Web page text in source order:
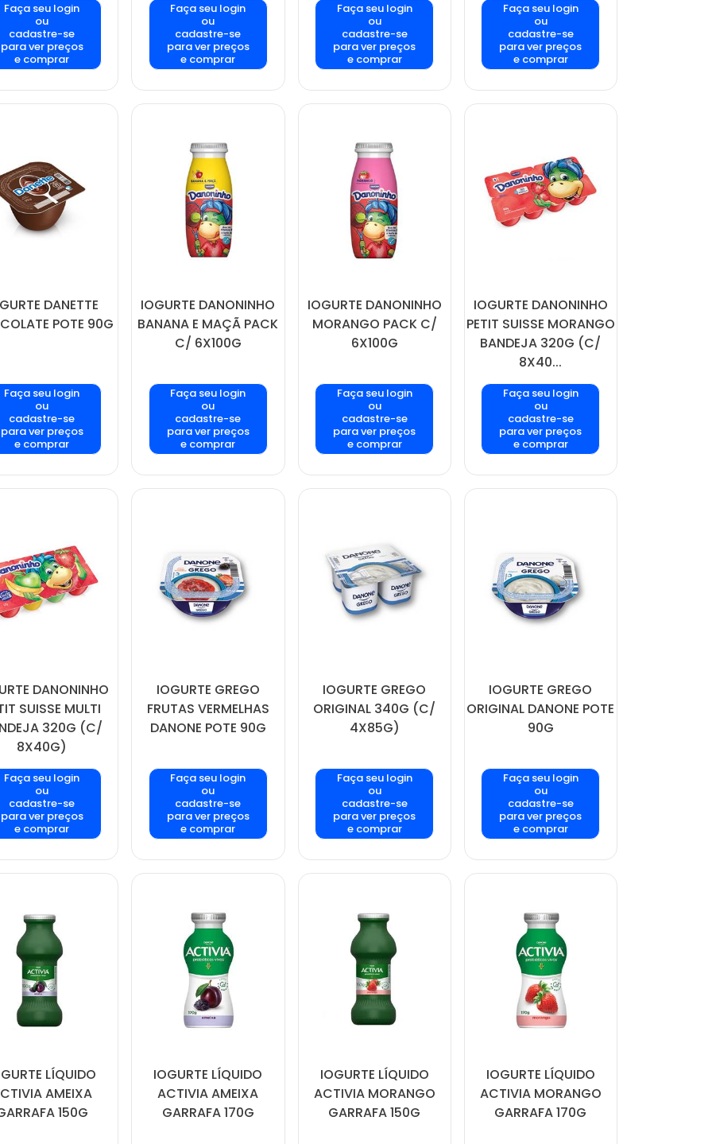
Faça seu login
ou
cadastre-se
para ver preços
e comprar
Faça seu login
ou
cadastre-se
para ver preços
e comprar
Faça seu login
ou
cadastre-se
para ver preços
e comprar
Faça seu login
ou
cadastre-se
para ver preços
e comprar
DANETTE
POTE 90G
Faça seu login
ou
cadastre-se
para ver preços
e comprar
IOGURTE DANONINHO
BANANA E MAÇÃ PACK
C/ 6X100G
Faça seu login
ou
cadastre-se
para ver preços
e comprar
IOGURTE DANONINHO
MORANGO PACK C/
6X100G
Faça seu login
ou
cadastre-se
para ver preços
e comprar
IOGURTE DANONINHO
PETIT SUISSE MORANGO
BANDEJA 320G (C/
8X40...
Faça seu login
ou
cadastre-se
para ver preços
e comprar
DANONINHO
SUISSE MULTI
320G (C/
8X40G)
Faça seu login
ou
cadastre-se
para ver preços
e comprar
IOGURTE GREGO
FRUTAS VERMELHAS
DANONE POTE 90G
Faça seu login
ou
cadastre-se
para ver preços
e comprar
IOGURTE GREGO
ORIGINAL 340G (C/
4X85G)
Faça seu login
ou
cadastre-se
para ver preços
e comprar
IOGURTE GREGO
ORIGINAL DANONE POTE
90G
Faça seu login
ou
cadastre-se
para ver preços
e comprar
LÍQUIDO
AMEIXA
150G
IOGURTE LÍQUIDO
ACTIVIA AMEIXA
GARRAFA 170G
IOGURTE LÍQUIDO
ACTIVIA MORANGO
GARRAFA 150G
IOGURTE LÍQUIDO
ACTIVIA MORANGO
GARRAFA 170G